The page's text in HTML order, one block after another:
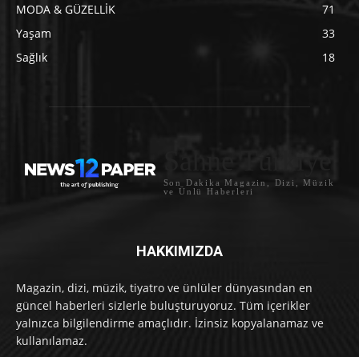
MODA & GÜZELLİK
71
Yaşam
33
Sağlık
18
Sahne Türkiye
Son Dakika Magazin, Dizi, Müzik
ve Ünlü Haberleri
HAKKIMIZDA
Magazin, dizi, müzik, tiyatro ve ünlüler dünyasından en
güncel haberleri sizlerle buluşturuyoruz. Tüm içerikler
yalnızca bilgilendirme amaçlıdır. İzinsiz kopyalanamaz ve
kullanılamaz.